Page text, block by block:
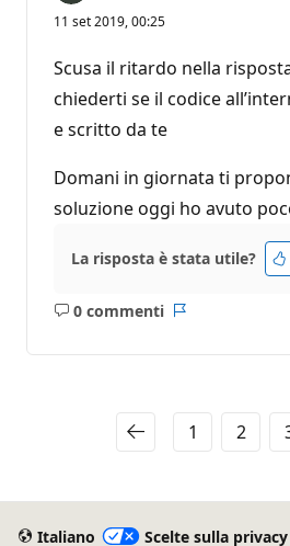
11 set 2019, 00:25
Scusa il ritardo nella
chiederti se il codice
e scritto da te
Domani in giornata ti
soluzione oggi ho avuto
La risposta è stata utile?
0 commenti
Nessun
1 2
Italiano Scelte sulla privacy